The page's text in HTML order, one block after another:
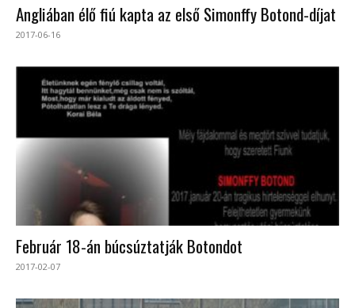
Angliában élő fiú kapta az első Simonffy Botond-díjat
2017-06-16
Február 18-án búcsúztatják Botondot
2017-02-07